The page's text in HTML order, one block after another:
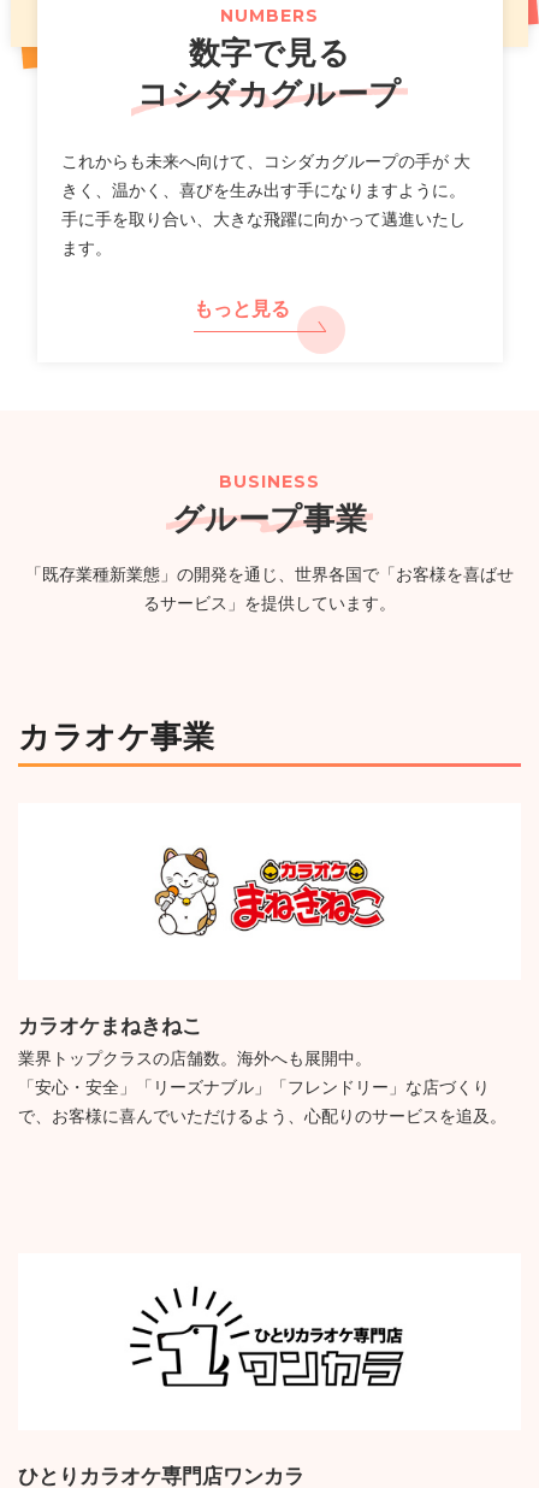
2026年07月10日 適時開示
2026年8月期第３四半期 決算補足説明資料
2026年07月10日 決算
2026年8月期 第３四半期決算短信〔日本基準〕(連結)
一覧
ンドオープン!札幌平岸エリアに新たなエンタメ空間が誕
生!
【カラオケまねきねこ 相模大野駅前店】 8 月 5 日 12:00
グランドオープン!プロ参戦のダーツイベントも開催!
（712KB）
ニュースリリース
【カラオケまねきねこ 古川台町店】7月30日 17:00 グラ
ンドオープン!おかしバーを宮城・大崎市初導入!来店する
NUMBERS
数字で見る
コシダカグループ
これからも未来へ向けて、コシダカグループの手が 大
きく、温かく、喜びを生み出す手になりますように。
手に手を取り合い、大きな飛躍に向かって邁進いたし
ます。
もっと見る
BUSINESS
グループ事業
「既存業種新業態」の開発を通じ、世界各国で「お客様を喜ばせ
るサービス」を提供しています。
カラオケ事業
カラオケまねきねこ
業界トップクラスの店舗数。海外へも展開中。
「安心・安全」「リーズナブル」「フレンドリー」な店づくり
で、お客様に喜んでいただけるよう、心配りのサービスを追及。
ひとりカラオケ専門店ワンカラ